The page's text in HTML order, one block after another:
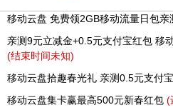
移动云盘 免费领2GB移动流量日包亲
亲测9元立减金+0.5元支付宝红包 移
(结束时间未知)
移动云盘拾趣春光礼 亲测0.5元支付
移动云盘集卡赢最高500元新春红包 (